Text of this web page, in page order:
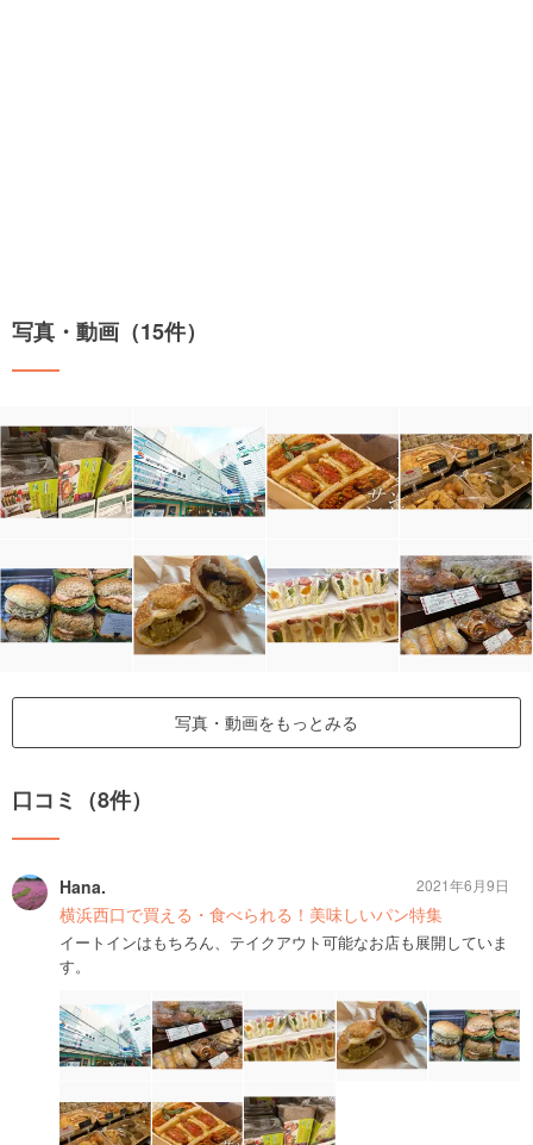
写真・動画（15件）
写真・動画をもっとみる
口コミ（8件）
Hana.
横浜西口で買える・食べられる！美味しいパン特集
イートインはもちろん、テイクアウト可能なお店も展開していま
す。
2021年6月9日